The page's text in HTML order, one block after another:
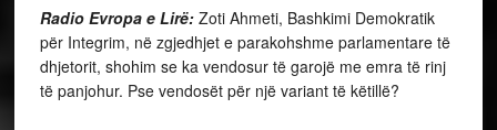
Radio Evropa e Lirë: Zoti Ahmeti, Bashkimi Demokratik
për Integrim, në zgjedhjet e parakohshme parlamentare të
dhjetorit, shohim se ka vendosur të garojë me emra të rinj
të panjohur. Pse vendosët për një variant të këtillë?